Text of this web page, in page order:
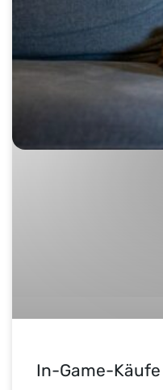
In-Game-